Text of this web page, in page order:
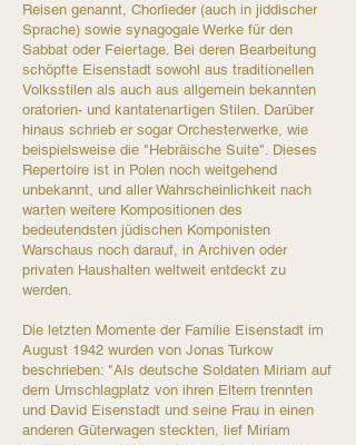
Reisen genannt, Chorlieder (auch in jiddischer
Sprache) sowie synagogale Werke für den
Sabbat oder Feiertage. Bei deren Bearbeitung
schöpfte Eisenstadt sowohl aus traditionellen
Volksstilen als auch aus allgemein bekannten
oratorien- und kantatenartigen Stilen. Darüber
hinaus schrieb er sogar Orchesterwerke, wie
beispielsweise die "Hebräische Suite". Dieses
Repertoire ist in Polen noch weitgehend
unbekannt, und aller Wahrscheinlichkeit nach
warten weitere Kompositionen des
bedeutendsten jüdischen Komponisten
Warschaus noch darauf, in Archiven oder
privaten Haushalten weltweit entdeckt zu
werden.​
Die letzten Momente der Familie Eisenstadt im
August 1942 wurden von Jonas Turkow
beschrieben: "Als deutsche Soldaten Miriam auf
dem Umschlagplatz von ihren Eltern trennten
und David Eisenstadt und seine Frau in einen
anderen Güterwagen steckten, lief Miriam